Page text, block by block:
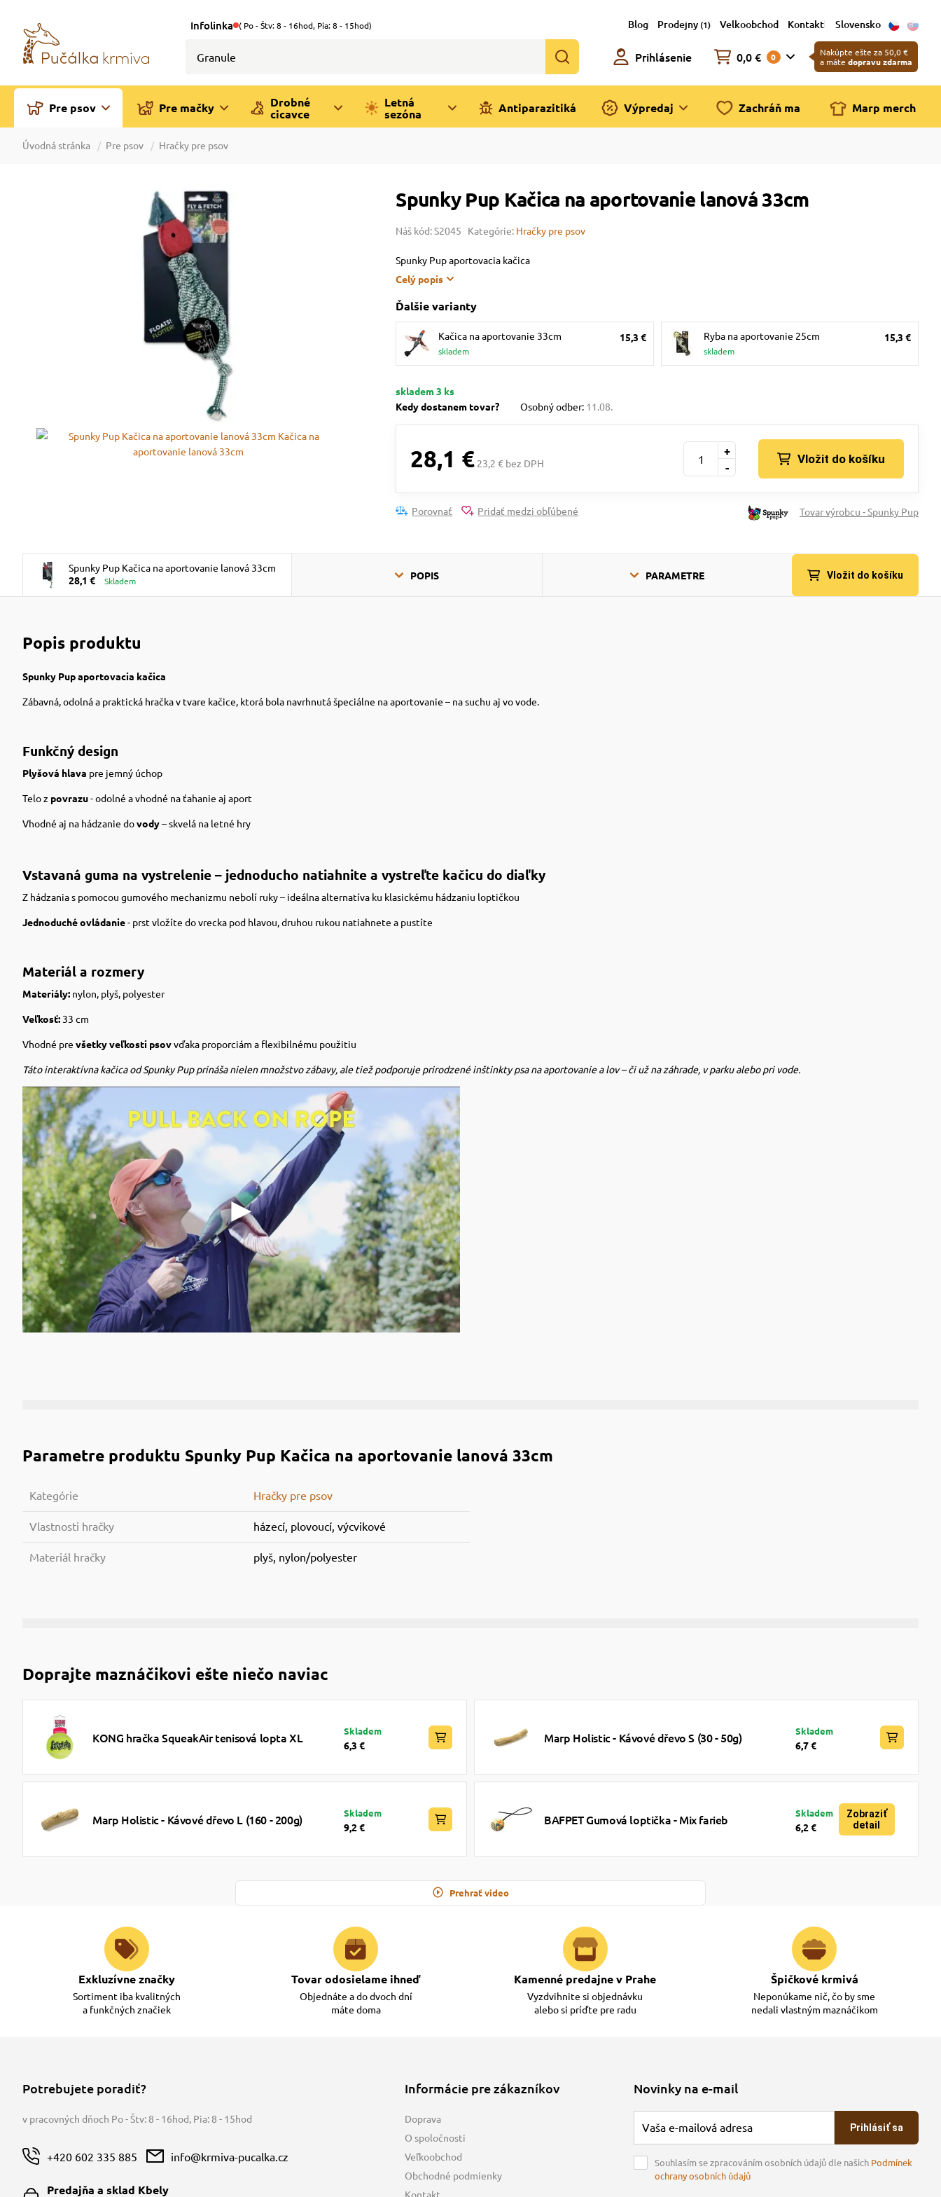
Infolinka ( Po - Štv: 8 - 16hod, Pia: 8 - 15hod) Blog Prodejny (1) Velkoobchod Kontakt Slovensko
Prihlásenie 0,0 € 0
Nakúpte ešte za 50,0 €
a máte dopravu zdarma
Pre psov Pre mačky
Drobné
cicavce
Letná
sezóna
Antiparazitiká Výpredaj Zachráň ma Marp merch
Úvodná stránka Pre psov Hračky pre psov
Spunky Pup Kačica na aportovanie lanová 33cm
Náš kód: S2045 Kategórie: Hračky pre psov
Spunky Pup aportovacia kačica
Celý popis
Ďalšie varianty
Kačica na aportovanie 33cm
skladem
15,3 € Ryba na aportovanie 25cm
skladem
15,3 €
skladem 3 ks
Kedy dostanem tovar?
Osobný odber: 11.08.
28,1 € 23,2 € bez DPH -
+
Vložit do košíku
Porovnať Pridať medzi obľúbené Tovar výrobcu - Spunky Pup
Prehrať video
Spunky Pup Kačica na aportovanie lanová 33cm
28,1 €
Skladem POPIS PARAMETRE Vložit do košíku
Popis produktu
Spunky Pup aportovacia kačica
Zábavná, odolná a praktická hračka v tvare kačice, ktorá bola navrhnutá špeciálne na aportovanie – na suchu aj vo vode.
Funkčný design
Plyšová hlava pre jemný úchop
Telo z povrazu- odolné a vhodné na ťahanie aj aport
Vhodné aj na hádzanie dovody– skvelá na letné hry
Vstavaná guma na vystrelenie – jednoducho natiahnite a vystreľte kačicu do diaľky
Z hádzania s pomocou gumového mechanizmu nebolí ruky – ideálna alternatíva ku klasickému hádzaniu loptičkou
Jednoduché ovládanie- prst vložíte do vrecka pod hlavou, druhou rukou natiahnete a pustíte
Materiál a rozmery
Materiály: nylon, plyš, polyester
Veľkosť: 33 cm
Vhodné pre všetky veľkosti psovvďaka proporciám a flexibilnému použitiu
Táto interaktívna kačica od Spunky Pup prináša nielen množstvo zábavy, ale tiež podporuje prirodzené inštinkty psa na aportovanie a lov – či už na záhrade, v parku alebo pri vode.
Parametre produktu Spunky Pup Kačica na aportovanie lanová 33cm
Kategórie Hračky pre psov
Vlastnosti hračky házecí, plovoucí, výcvikové
Materiál hračky plyš, nylon/polyester
Doprajte maznáčikovi ešte niečo naviac
KONG hračka SqueakAir tenisová lopta XL Skladem
6,3 €
Marp Holistic - Kávové dřevo S (30 - 50g) Skladem
6,7 €
Marp Holistic - Kávové dřevo L (160 - 200g) Skladem
9,2 €
BAFPET Gumová loptička - Mix farieb Skladem
6,2 €
Zobraziť
detail
Exkluzívne značky
Sortiment iba kvalitných
a funkčných značiek
Tovar odosielame ihneď
Objednáte a do dvoch dní
máte doma
Kamenné predajne v Prahe
Vyzdvihnite si objednávku
alebo si príďte pre radu
Špičkové krmivá
Neponúkame nič, čo by sme
nedali vlastným maznáčikom
Potrebujete poradiť?
v pracovných dňoch Po - Štv: 8 - 16hod, Pia: 8 - 15hod
+420 602 335 885 info@krmiva-pucalka.cz
Predajňa a sklad Kbely
Informácie pre zákazníkov
Doprava
O spoločnosti
Veľkoobchod
Obchodné podmienky
Kontakt
Novinky na e-mail
Prihlásiť sa
Souhlasím se zpracováním osobních údajů dle našich Podmínek
ochrany osobních údajů